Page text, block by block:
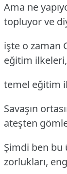
Ama ne
topluyor ve
işte o zaman
eğitim ilkeleri,
temel eğitim
Savaşın
ateşten
Şimdi ben
zorlukları,